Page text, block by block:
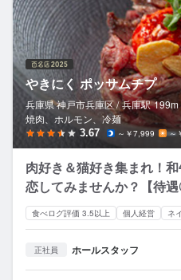
やきにく ポッサムチプ
兵庫県 神戸市兵庫区 / 兵庫駅 199m
焼肉、ホルモン、冷麺
3.67 ～￥7,999 ～
肉好き＆猫好き集まれ！
恋してみませんか？【待
食べログ評価 3.5以上 個人経営 ネ
正社員 ホールスタッフ